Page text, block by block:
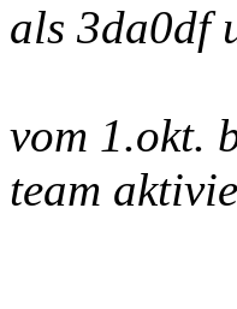
als 3da0df
vom 1.okt.
team